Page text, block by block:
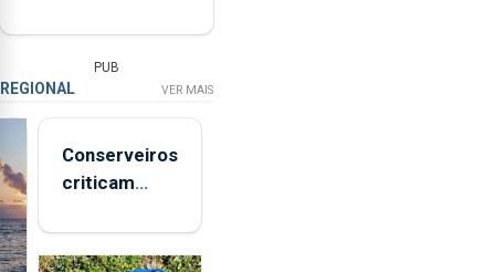
PUB
REGIONAL VER MAIS
Conserveiros
criticam
brancas com
selo Marca